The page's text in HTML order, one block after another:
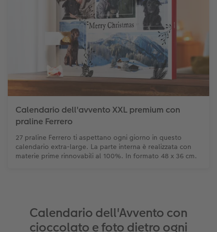
Calendario dell'avvento XXL premium con
praline Ferrero
27 praline Ferrero ti aspettano ogni giorno in questo
calendario extra-large. La parte interna è realizzata con
materie prime rinnovabili al 100%. In formato 48 x 36 cm.
Calendario dell'Avvento con
cioccolato e foto dietro ogni